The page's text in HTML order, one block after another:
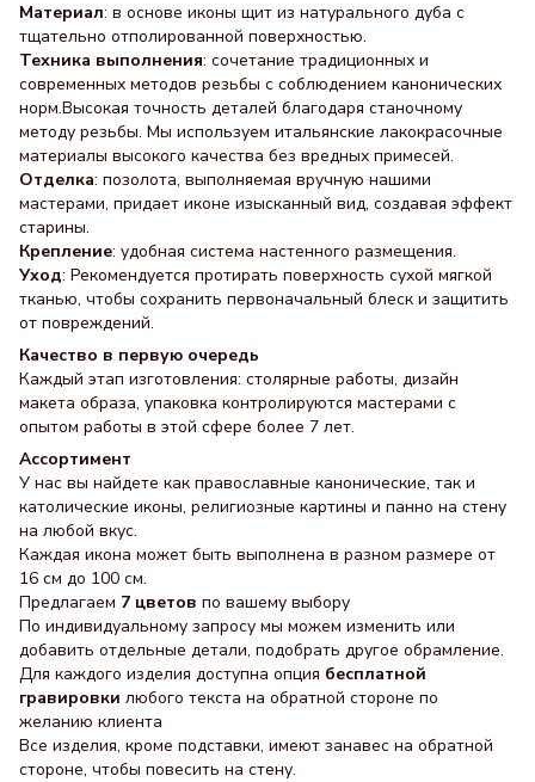
Материал: в основе иконы щит из натурального дуба с
тщательно отполированной поверхностью.
Техника выполнения: сочетание традиционных и
современных методов резьбы с соблюдением канонических
норм.Высокая точность деталей благодаря станочному
методу резьбы. Мы используем итальянские лакокрасочные
материалы высокого качества без вредных примесей.
Отделка: позолота, выполняемая вручную нашими
мастерами, придает иконе изысканный вид, создавая эффект
старины.
Крепление: удобная система настенного размещения.
Уход: Рекомендуется протирать поверхность сухой мягкой
тканью, чтобы сохранить первоначальный блеск и защитить
от повреждений.
Качество в первую очередь
Каждый этап изготовления: столярные работы, дизайн
макета образа, упаковка контролируются мастерами с
опытом работы в этой сфере более 7 лет.
Ассортимент
У нас вы найдете как православные канонические, так и
католические иконы, религиозные картины и панно на стену
на любой вкус.
Каждая икона может быть выполнена в разном размере от
16 см до 100 см.
Предлагаем 7 цветов по вашему выбору
По индивидуальному запросу мы можем изменить или
добавить отдельные детали, подобрать другое обрамление.
Для каждого изделия доступна опция бесплатной
гравировки любого текста на обратной стороне по
желанию клиента
Все изделия, кроме подставки, имеют занавес на обратной
стороне, чтобы повесить на стену.